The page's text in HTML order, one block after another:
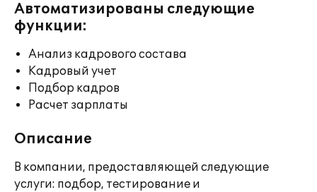
Автоматизированы следующие
функции:
Анализ кадрового состава
Кадровый учет
Подбор кадров
Расчет зарплаты
Описание
В компании, предоставляющей следующие
услуги: подбор, тестирование и